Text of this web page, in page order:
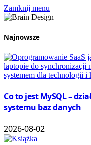
Zamknij menu
Najnowsze
Co to jest MySQL –
systemu baz danych
2026-08-02